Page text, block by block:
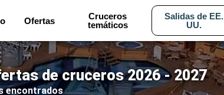
Ofertas
Cruceros
temáticos
Salidas de EE.
UU.
de cruceros 2026 - 2027
encontrados